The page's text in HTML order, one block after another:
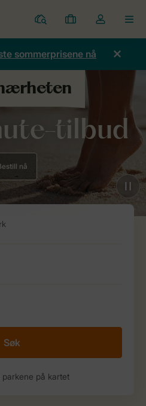
Parker
Mine
bestillinger
Toggle
the
my
sommerprisene nå
tilbud
nå
Søk
parkene på kartet